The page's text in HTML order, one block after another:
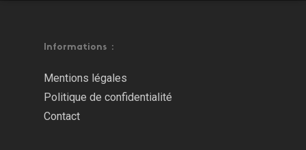
Informations :
Mentions légales
Politique de confidentialité
Contact